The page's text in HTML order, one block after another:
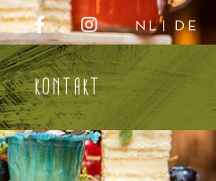
NL DE
KONTAKT